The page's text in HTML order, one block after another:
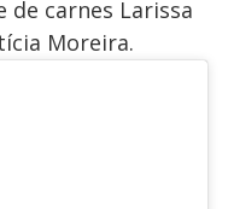
de carnes Larissa
Moreira.